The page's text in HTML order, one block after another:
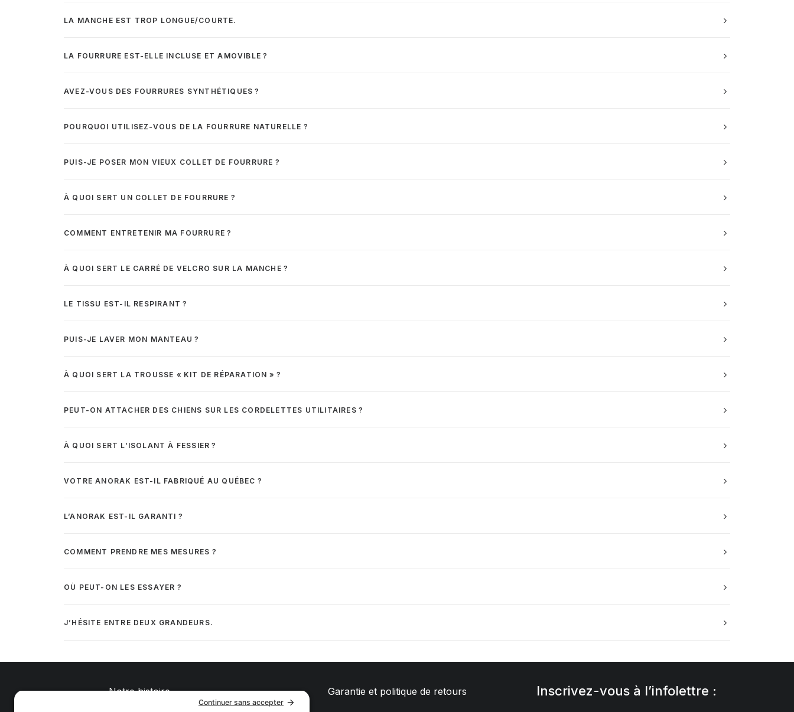
LA MANCHE EST TROP LONGUE/COURTE.
LA FOURRURE EST-ELLE INCLUSE ET AMOVIBLE ?
AVEZ-VOUS DES FOURRURES SYNTHÉTIQUES ?
POURQUOI UTILISEZ-VOUS DE LA FOURRURE NATURELLE ?
PUIS-JE POSER MON VIEUX COLLET DE FOURRURE ?
À QUOI SERT UN COLLET DE FOURRURE ?
COMMENT ENTRETENIR MA FOURRURE ?
À QUOI SERT LE CARRÉ DE VELCRO SUR LA MANCHE ?
LE TISSU EST-IL RESPIRANT ?
PUIS-JE LAVER MON MANTEAU ?
À QUOI SERT LA TROUSSE « KIT DE RÉPARATION » ?
PEUT-ON ATTACHER DES CHIENS SUR LES CORDELETTES UTILITAIRES ?
À QUOI SERT L’ISOLANT À FESSIER ?
VOTRE ANORAK EST-IL FABRIQUÉ AU QUÉBEC ?
L’ANORAK EST-IL GARANTI ?
COMMENT PRENDRE MES MESURES ?
OÙ PEUT-ON LES ESSAYER ?
J’HÉSITE ENTRE DEUX GRANDEURS.
Notre histoire Garantie et politique de retours Inscrivez-vous à l’infolettre :